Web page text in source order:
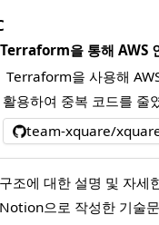
Terraform을 통해 AWS
Terraform을 사용해
활용하여 중복 코드를
team-xquare/
구조에 대한 설명 및 자세
Notion으로 작성한 기술